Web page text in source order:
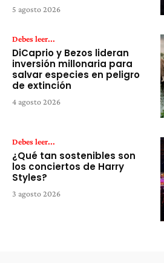
5 agosto 2026
Debes leer...
DiCaprio y Bezos lideran
inversión millonaria para
salvar especies en peligro
de extinción
4 agosto 2026
Debes leer...
¿Qué tan sostenibles son
los conciertos de Harry
Styles?
3 agosto 2026